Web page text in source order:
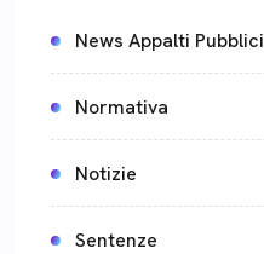
News Appalti Pubblici
Normativa
Notizie
Sentenze